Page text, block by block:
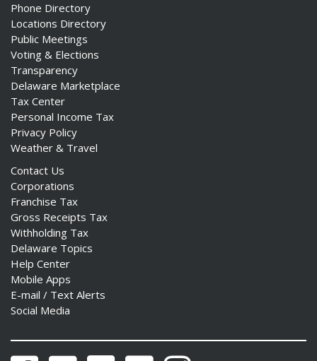
Phone Directory
Locations Directory
Public Meetings
Voting & Elections
Transparency
Delaware Marketplace
Tax Center
Personal Income Tax
Privacy Policy
Weather & Travel
Contact Us
Corporations
Franchise Tax
Gross Receipts Tax
Withholding Tax
Delaware Topics
Help Center
Mobile Apps
E-mail / Text Alerts
Social Media